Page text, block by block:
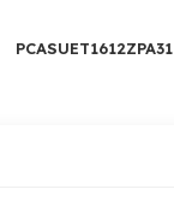
PCASUET1612ZPA31